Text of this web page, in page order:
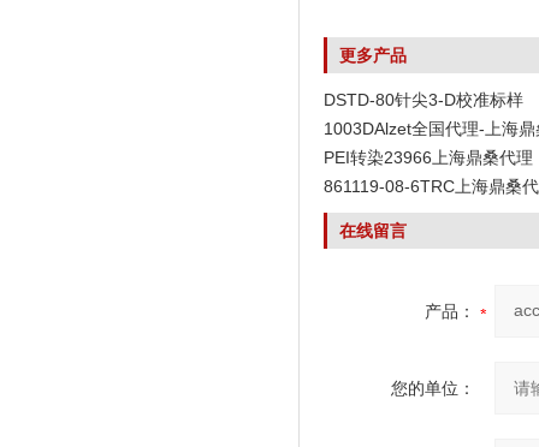
更多产品
DSTD-80针尖3-D校准标样
1003DAlzet全国代理-上海鼎
PEI转染23966上海鼎桑代理
861119-08-6TRC上海鼎桑
在线留言
产品：
您的单位：